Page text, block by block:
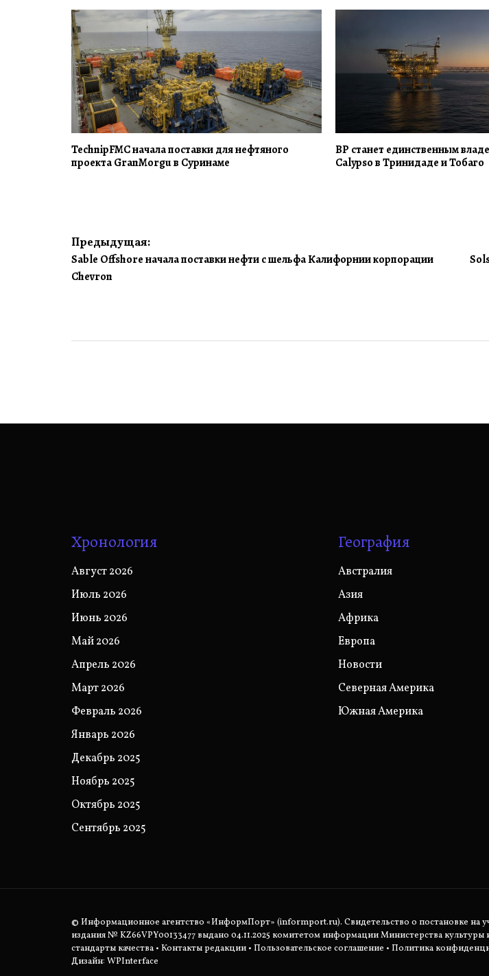
TechnipFMC начала поставки для нефтяного
проекта GranMorgu в Суринаме
BP станет единственным
Calypso в Тринидаде и Тобаго
Навигация
по
Предыдущая:
Sable Offshore начала поставки нефти с шельфа Калифорнии корпорации
Chevron
Хронология
Август 2026
Июль 2026
Июнь 2026
Май 2026
Апрель 2026
Март 2026
Февраль 2026
Январь 2026
Декабрь 2025
Ноябрь 2025
Октябрь 2025
Сентябрь 2025
География
Австралия
Азия
Африка
Европа
Новости
Северная Америка
Южная Америка
© Информационное агентство «ИнформПорт» (informport.ru). Свидетельство о постановке на
издания № KZ66VPY00133477 выдано 04.11.2025 комитетом информации Министерства
стандарты качества •Контакты редакции •Пользовательское соглашение •Политика
Дизайн: WPInterface